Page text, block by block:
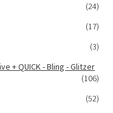
(24)
(17)
(3)
+ QUICK - Bling - Glitzer
(106)
(52)